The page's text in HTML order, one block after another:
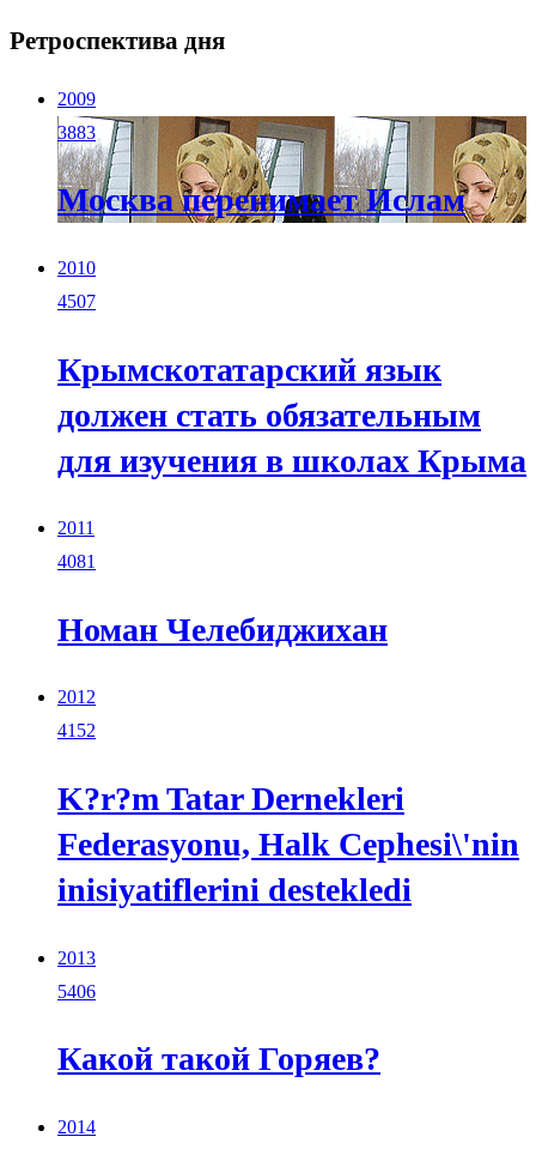
Ретроспектива дня
2009
3883
Москва перенимает Ислам
2010
4507
Крымскотатарский язык
должен стать обязательным
для изучения в школах Крыма
2011
4081
Номан Челебиджихан
2012
4152
K?r?m Tatar Dernekleri
Federasyonu, Halk Cephesi\'nin
inisiyatiflerini destekledi
2013
5406
Какой такой Горяев?
2014